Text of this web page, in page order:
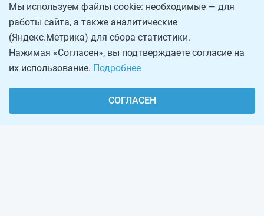
Мы используем файлы cookie: необходимые — для
работы сайта, а также аналитические
(Яндекс.Метрика) для сбора статистики.
Нажимая «Согласен», вы подтверждаете согласие на
их использование. Подробнее
СОГЛАСЕН